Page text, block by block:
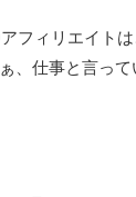
フィリエイト
、仕事と言って